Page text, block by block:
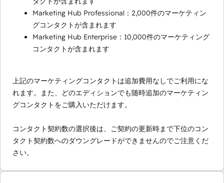
Marketing Hub Professional：2,000件のマーケティン
グコンタクトが含まれます
Marketing Hub Enterprise：10,000件のマーケティング
コンタクトが含まれます
上記のマーケティングコンタクトは追加費用なしでご利用にな
れます。また、どのエディションでも随時追加のマーケティン
グコンタクトをご購入いただけます。
コンタクト契約数の選択後は、ご契約の更新時まで下位のコン
タクト契約数へのダウングレードができませんのでご注意くだ
さい。